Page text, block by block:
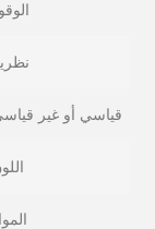
قياسي أو غير